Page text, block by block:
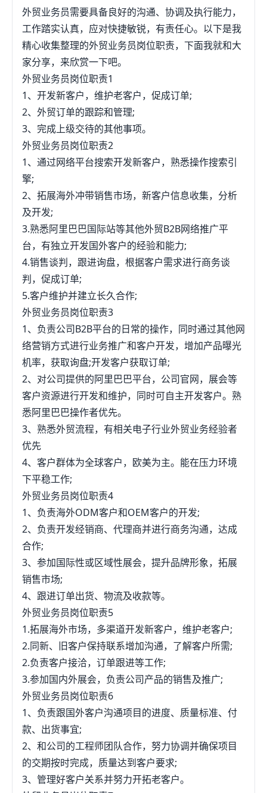
合理的采购计划并组织实施。2、对采购工作和供应
商库存计划进行统筹策划，降低供应商库存成本。
3、选择、考核和管理供应商，建立长期互惠互利的
合作关系，建立供应商档案。4、收集、整理并完善
供应市场信息。5、协调和处理退货和返工事宜，提
供售后支持。6、参与产品质量事故分姿春析与解
决。7、负责组织成套项目供应工作。8、制定供应管
理制度、库存管理制度，确保供应管理质量达到标准
（4）市场运作部1、负责制定年度营销计划并督促销
售部门贯彻执行2、制定公司品牌、产品推广和公关
策划方案并组织实施3、实施客户满意率调查和经销
商满意率调查，并作相应处理4、收集、汇迹做耐总
市场信息，进行市场调研，并递交相关报告5、负责
产品规划、新产品开发建议6、负责公司的品牌及注
册商标的管理与保护7、公司对外网站内容的更新和
管理8、负责接收经销商投诉电话，组织协调相应部
门解决9、负责销售合同履行的全过程协调工作，确
保合同履行10、安排货物运输、配载，办理单证、报
关手续11、业务相关数据统计并报送有关部门12、制
定并完善各项市场运作和业务支持相关制度2、技术
中心技术品管部1、根据新产品开发计划要求进行新
产品研究开发，并负责现有产品的改良与技术完善工
作，记录和整理各种实验数据、技术报告、软件等技
术文档，按有关规定及时存档。2、做好物资、产品
的检验，妥善保管检验纪录，建立质量档案。3、收
集最新技术信息，提出产品开发建议和技术可行性分
析。4、制定公司主要产品、关键零配件、原材料的
技术标准、质量标准和检测标准，组织技术认证和专
利申请、管理工作。5、负责公司项目合同签订前的
技术支持工作，解决合同履行过程中和售后维护中的
技术问题，参与用户质量投诉的处理工作，并负责组
织质量事故的分析、鉴定、处理工作。6、参加技术
培训教材的编写，负责对内部技术人员及用户的技术
培训。7、对供应合作厂家提供技术指导和质量管理
指导，提高厂家技术水平和质量管理水平。8、对产
品质量状况进行分析，协助设计、工艺、生产环节改
善产品质量。9、根据需要对供应厂商所使用的原材
料和过程中质量进行监控。10、制定和完善质量检验
制度、开发管理制度，确保技术开发和产品质量水
平。3、管理中心（1）财务部1、进行宏观经济预
测、外汇市场预测和公司需要的资金预测，实现对资
金的有效调度。2、编制和执行预算、财务收支计
划、信贷计划，拟定并实施资金筹措和使用方案，合
理有效使用资金。3、进行各项成本的预测、计划、
分析和考核，加强对成本费用的控制。4、定期进行
财务分析和公司运行状况分析，为公司经营管理决策
提供翔实依据。5、进行税务筹划，办理税务事宜。
的。职位基本上有：1、进口业务员，出口业务员
（负责与客户洽谈业务，签订合同，制作贸易单据）
2、进口付汇，出口收汇专员（负责帮客户办理收付
外汇）3、跟单员（负责跟进进出口货物的物流安
排）4、办税专员（负责安排进口货物的付税，出口
货物的退税工作）5、结算专员（负责最后与客户结
算所有费用）问题三：外贸工作有哪些具体的职位和
工作外贸跟单外贸助理外贸业务员单证员业务经理业
务主管业务总监财务基本上就这些了问题四：外贸公
司有哪些职位啊。外贸业务员单证员船务采购员品管
憨会计等等根据公司的性质和大小不同。问题五：什
么是外贸？外贸工作具体是干嘛啊？晕~~~外贸牵涉
好多东西和岗位呢，不过你放心，基本上外贸大部分
岗位和财务无关~~~外贸，简单的说，就是把中国产
的东西卖到国外去，卖之前，你先要通过电话或者
EMAIL或者传真和老外联系，先推销自己的产品，当
他有意向了，你给他报价，老外讨价还价~最后确定
好价格后，联系集装箱或者飞机出口，当然，出口前
需要像中国海关申报，到了那里以后需要给国外海关
申报，安排拖车送货上门等~~~其实外贸和淘宝上卖
东西没多大区别，上面说的过程中每个过程都可能会
有一个岗位，比如专门和国外推销的就是外贸销售，
专门报关的就是报关员，专门报价的叫预算员，专门
联系集装箱和飞机的是货代，货代也能细分好多岗位
~~~另外，外贸和国内贸易，最容易搞脑子的就是贸
易条款，有FOB,CIF,C&F,EXWORK等~其实贸易条款
看上去高大上，其实说穿了，理解了也就那么回事，
条款主要规定国内拖车到港口，报关费，其他国内费
用，集装箱运输费用，保险费等费用是由谁承担而已
~一般常用的只有3-4个当然，任何销售都离不开算价
格，不过外面的价格算起来肯定没有专业财务那么复
杂，那么多数字~~最后，作为一个10+年的外贸人
员，除非你家有关系，除非你有国外做商人的朋友，
除非你海关有亲戚，否则不建议从事外贸工作~原因
如下：你知道国内有多少外贸公司吗？有多少人从事
外贸吗？明确的告诉你外贸已经非常非常饱和了，就
我上海来说，光是货代公司就超过3000家了，竞争那
个激烈~~你知道国际金融危机吗？老外这几年日子也
不好过，他们都开始节约的过日子了，导致对出口需
求剧减你知道人民币汇率贬值了吗？以前我做外贸，
赚100美金，等于赚了800-1000RMB，现在100美金
才605RMB~~~而且汇率越来越低~预计到1:5才会停
你知道国内用工成本越来越高，消费水平越来越高，
导致出口产品成本上升，老外现在都不要中国产品
了，他们都改去印度，泰国等地方进货了~你知道这
几年倒闭多少外贸渗租公司了吗？告诉N多~~~特别
是纺织品，以前的外贸纺织品工厂现在没倒闭的，都
外贸业务员需要具备良好的沟通、协调及执行能力，
工作踏实认真，应对快捷敏锐，有责任心。以下是我
精心收集整理的外贸业务员岗位职责，下面我就和大
家分享，来欣赏一下吧。
外贸业务员岗位职责1
1、开发新客户，维护老客户，促成订单;
2、外贸订单的跟踪和管理;
3、完成上级交待的其他事项。
外贸业务员岗位职责2
1、通过网络平台搜索开发新客户，熟悉操作搜索引
擎;
2、拓展海外冲带销售市场，新客户信息收集，分析
及开发;
3.熟悉阿里巴巴国际站等其他外贸B2B网络推广平
台，有独立开发国外客户的经验和能力;
4.销售谈判，跟进询盘，根据客户需求进行商务谈
判，促成订单;
5.客户维护并建立长久合作;
外贸业务员岗位职责3
1、负责公司B2B平台的日常的操作，同时通过其他网
络营销方式进行业务推广和客户开发，增加产品曝光
机率，获取询盘;开发客户获取订单;
2、对公司提供的阿里巴巴平台，公司官网，展会等
客户资源进行开发和维护，同时可自主开发客户。熟
悉阿里巴巴操作者优先。
3、熟悉外贸流程，有相关电子行业外贸业务经验者
优先
4、客户群体为全球客户，欧美为主。能在压力环境
下平稳工作;
外贸业务员岗位职责4
1、负责海外ODM客户和OEM客户的开发;
2、负责开发经销商、代理商并进行商务沟通，达成
合作;
3、参加国际性或区域性展会，提升品牌形象，拓展
销售市场;
4、跟进订单出货、物流及收款等。
外贸业务员岗位职责5
1.拓展海外市场，多渠道开发新客户，维护老客户;
2.同新、旧客户保持联系增加沟通，了解客户所需;
2.负责客户接洽，订单跟进等工作;
3.参加国内外展会，负责公司产品的销售及推广;
外贸业务员岗位职责6
1、负责跟国外客户沟通项目的进度、质量标准、付
款、出货事宜;
2、和公司的工程师团队合作，努力协调并确保项目
的交期按时完成，质量达到客户要求;
3、管理好客户关系并努力开拓老客户。